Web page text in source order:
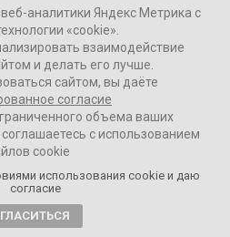
лиц,
подписывать
— Медведев
аналитики Яндекс Метрика с
«cookie».
взаимодействие
и делать его лучше.
сайтом, вы даёте
согласие
объема ваших
с использованием
cookie
использования cookie и даю
согласие